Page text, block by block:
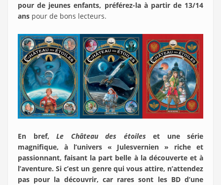
pour de jeunes enfants, préférez-la à partir de 13/14
ans pour de bons lecteurs.
En bref, Le Château des étoiles et une série
magnifique, à l’univers « Julesvernien » riche et
passionnant, faisant la part belle à la découverte et à
l’aventure. Si c’est un genre qui vous attire, n’attendez
pas pour la découvrir, car rares sont les BD d’une